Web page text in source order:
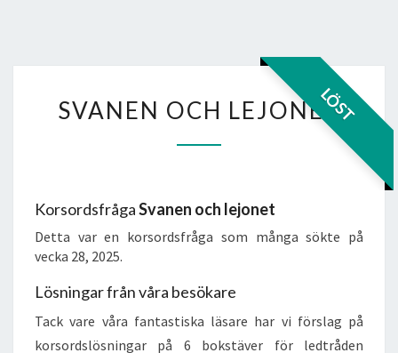
LÖST
OCH
SVANEN OCH LEJONET
KorsordsfrågaSvanen och lejonet
Detta var en korsordsfråga som många sökte på
vecka 28, 2025.
Lösningar från våra besökare
Tack vare våra fantastiska läsare har vi förslag på
korsordslösningar på 6 bokstäver för ledtråden